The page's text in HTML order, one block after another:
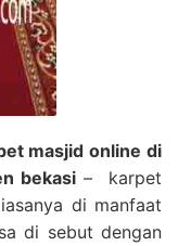
masjid online di
bekasi – karpet
di manfaat
di sebut dengan